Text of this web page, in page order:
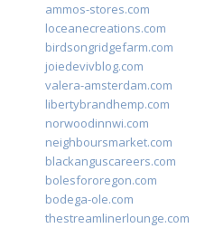
ammos-stores.com
loceanecreations.com
birdsongridgefarm.com
joiedevivblog.com
valera-amsterdam.com
libertybrandhemp.com
norwoodinnwi.com
neighboursmarket.com
blackanguscareers.com
bolesfororegon.com
bodega-ole.com
thestreamlinerlounge.com